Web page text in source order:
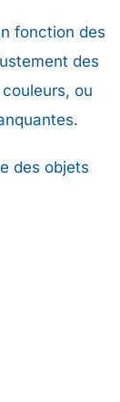
fonction des
des
ou
des objets